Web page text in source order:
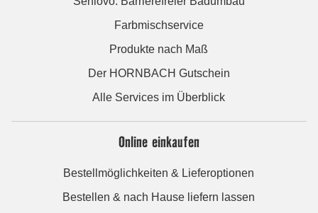
Farbmischservice
Produkte nach Maß
Der HORNBACH Gutschein
Alle Services im Überblick
Online einkaufen
Bestellmöglichkeiten & Lieferoptionen
Bestellen & nach Hause liefern lassen